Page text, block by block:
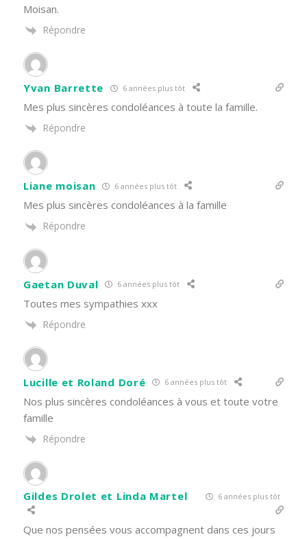
Moisan.
Répondre
Yvan Barrette 6 années plus tôt
Mes plus sincères condoléances à toute la famille.
Répondre
Liane moisan 6 années plus tôt
Mes plus sincères condoléances à la famille
Répondre
Gaetan Duval 6 années plus tôt
Toutes mes sympathies xxx
Répondre
Lucille et Roland Doré 6 années plus tôt
Nos plus sincères condoléances à vous et toute votre
famille
Répondre
Gildes Drolet et Linda Martel 6 années plus tôt
Que nos pensées vous accompagnent dans ces jours